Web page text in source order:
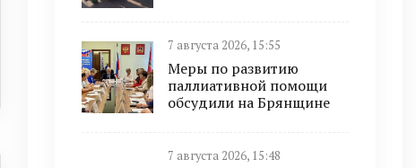
7 августа 2026, 15:55
Меры по развитию
паллиативной помощи
обсудили на Брянщине
7 августа 2026, 15:48